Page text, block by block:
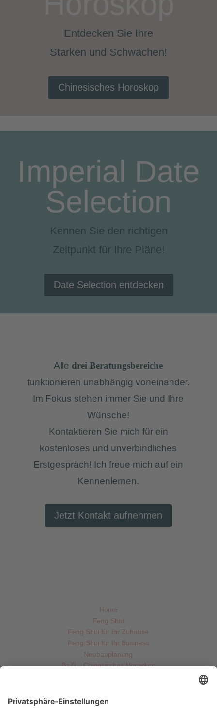
Entdecken Sie Ihre
Stärken und Schwächen!
Chinesisches Horoskop
Imperial Date
Selection
Kennen Sie den richtigen
Zeitpunkt für Ihre Pläne!
Date Selection entdecken
Alle drei Beratungsbereiche
funktionieren unabhängig voneinander.
Im Fokus stehen immer Sie und Ihre
Wünsche!
Kontaktieren Sie mich für ein
kostenloses und unverbindliches
Erstgespräch! Ich freue mich auf ein
Kennenlernen.
Jetzt Kontakt aufnehmen
Home
Feng Shui
Feng Shui für Ihr Zuhause
Feng Shui für Ihr Business
Neubauplanung
BaZi – Chinesisches Horoskop
Kontakt